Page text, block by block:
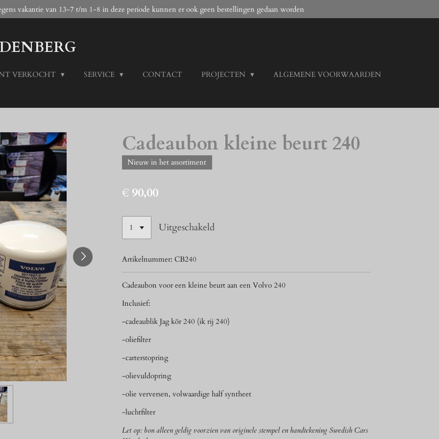
vakantie van 13-7 t/m 1-8 in deze periode kunnen er ook geen bestellingen gedaan worden
VERKOCHT SERVICE CONTACT PROJECTEN ALGEMENE VOORWAARDEN
Cadeaubon kleine beurt 240
Nieuw in het assortiment
€ 90,00
Uitgeschakeld
Artikelnummer: CB240
Cadeaubon voor een kleine beurt aan een Volvo 240
Inclusief:
-cadeaublik Jag kör 240 (ik rij 240)
-oliefilter
-carterstopring
-olievuldopring
-olie verversen, volwaardige half syntheet
-luchtfilter
Let op: bon alleen geldig voorzien van originele stempel en handtekening Swedish Cars